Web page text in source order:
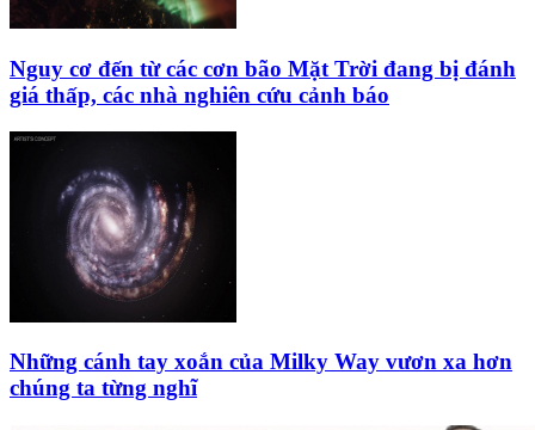
Nguy cơ đến từ các cơn bão Mặt Trời đang bị đánh
giá thấp, các nhà nghiên cứu cảnh báo
Những cánh tay xoắn của Milky Way vươn xa hơn
chúng ta từng nghĩ